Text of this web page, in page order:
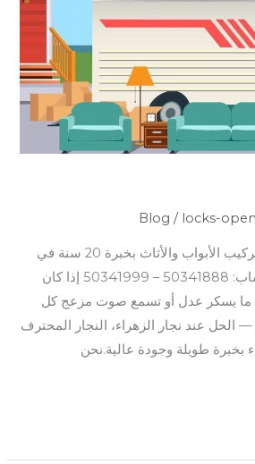
Blog / locks-
نجار الزهراء – تصليح وتركيب الأبواب والأثاث بخبرة 20 سنة في
اتصل أو واتساب: 50341888 – 50341999 إذا كان
ما يسكر عدل أو تسمع صوت مزعج كل
الحل عند نجار الزهراء، النجار المحترف
بخبرة طويلة وجودة عالية.نحن